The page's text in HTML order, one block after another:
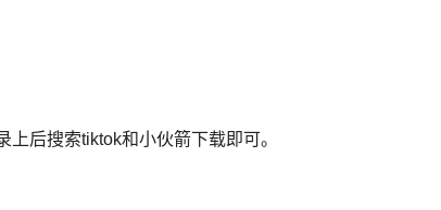
上后搜索tiktok和小伙箭下载即可。